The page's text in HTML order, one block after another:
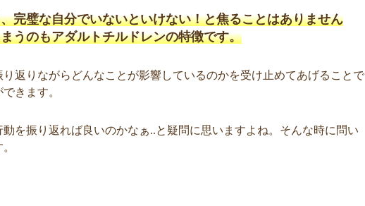
完璧な自分でいないといけない！と焦ることはありません
うのもアダルトチルドレンの特徴です。
返りながらどんなことが影響しているのかを受け止めてあげることで
きます。
を振り返れば良いのかなぁ..と疑問に思いますよね。そんな時に問い